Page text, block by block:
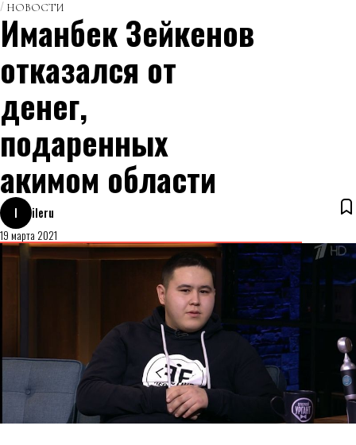
НОВОСТИ
Иманбек Зейкенов
отказался от
денег,
подаренных
акимом области
I
ileru
19 марта 2021